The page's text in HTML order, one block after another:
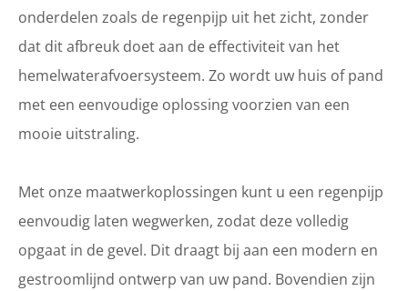
onderdelen zoals de regenpijp uit het zicht, zonder
dat dit afbreuk doet aan de effectiviteit van het
hemelwaterafvoersysteem. Zo wordt uw huis of pand
met een eenvoudige oplossing voorzien van een
mooie uitstraling.
Met onze maatwerkoplossingen kunt u een regenpijp
eenvoudig laten wegwerken, zodat deze volledig
opgaat in de gevel. Dit draagt bij aan een modern en
gestroomlijnd ontwerp van uw pand. Bovendien zijn